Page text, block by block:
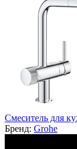
Смеситель для
Бренд: Grohe